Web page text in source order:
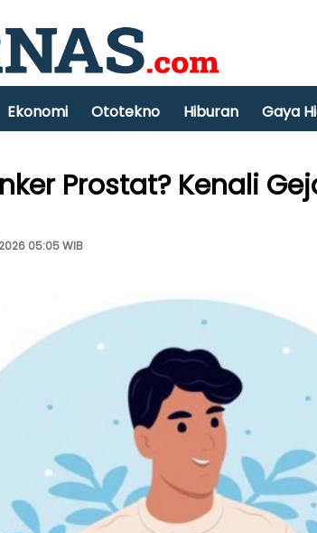
Ekonomi Ototekno Hiburan Gaya
Prostat? Kenali
05:05 WIB